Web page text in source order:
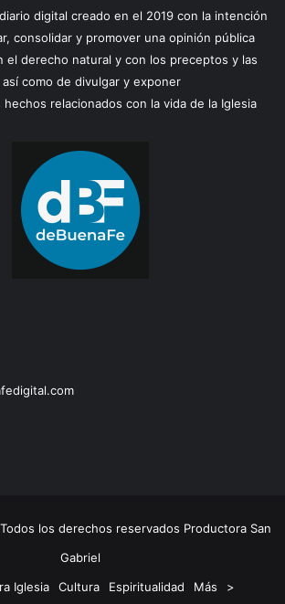
digital creado en el 2019 con la intención
consolidar y promover una opinión pública
el derecho natural y con los preceptos y las
como de divulgar y exponer
relacionados con la vida de la Iglesia
los derechos reservados Productora San
Gabriel
Iglesia Cultura Espiritualidad Más >